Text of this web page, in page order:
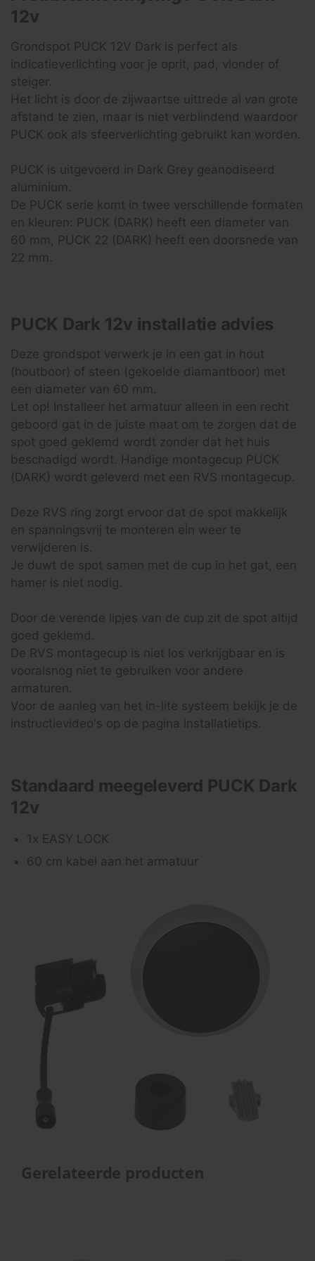
12v
Grondspot PUCK 12V Dark is perfect als
indicatieverlichting voor je oprit, pad, vlonder of
steiger.
Het licht is door de zijwaartse uittrede al van grote
afstand te zien, maar is niet verblindend waardoor
PUCK ook als sfeerverlichting gebruikt kan worden.
PUCK is uitgevoerd in Dark Grey geanodiseerd
aluminium.
De PUCK serie komt in twee verschillende formaten
en kleuren: PUCK (DARK) heeft een diameter van
60 mm, PUCK 22 (DARK) heeft een doorsnede van
22 mm.
PUCK Dark 12v installatie advies
Deze grondspot verwerk je in een gat in hout
(houtboor) of steen (gekoelde diamantboor) met
een diameter van 60 mm.
Let op! Installeer het armatuur alleen in een recht
geboord gat in de juiste maat om te zorgen dat de
spot goed geklemd wordt zonder dat het huis
beschadigd wordt. Handige montagecup PUCK
(DARK) wordt geleverd met een RVS montagecup.
Deze RVS ring zorgt ervoor dat de spot makkelijk
en spanningsvrij te monteren eÌn weer te
verwijderen is.
Je duwt de spot samen met de cup in het gat, een
hamer is niet nodig.
Door de verende lipjes van de cup zit de spot altijd
goed geklemd.
De RVS montagecup is niet los verkrijgbaar en is
vooralsnog niet te gebruiken voor andere
armaturen.
Voor de aanleg van het in-lite systeem bekijk je de
instructievideo's op de pagina installatietips.
Standaard meegeleverd PUCK Dark
12v
1x EASY LOCK
60 cm kabel aan het armatuur
Gerelateerde producten